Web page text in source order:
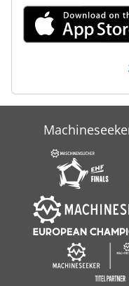
청소 및 소독 기계